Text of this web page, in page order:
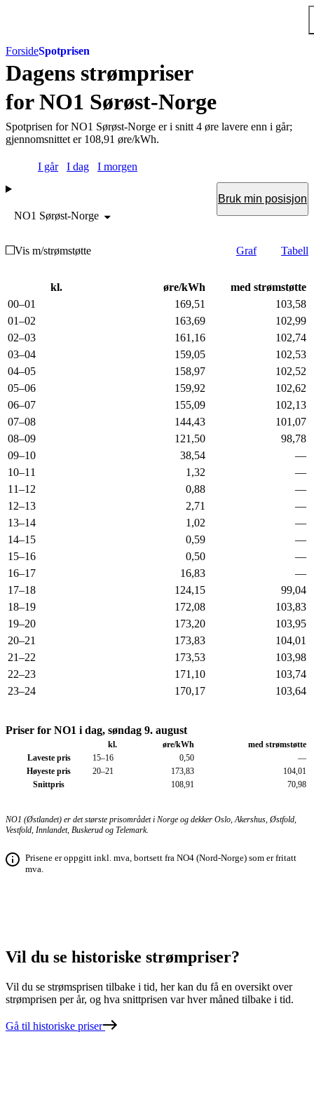
ForsideSpotprisen
Dagens strømpriser
for NO1 Sørøst-Norge
Spotprisen for NO1 Sørøst-Norge er i snitt 4 øre lavere enn i går;
gjennomsnittet er 108,91 øre/kWh.
Velg dagI går I dag I morgen
NO1 Sørøst-Norge
Bruk min posisjon
Vis m/strømstøtte Vis som
Graf Tabell
kl. øre/kWh
med strøm­støtte
00–01
169,51
103,58
01–02
163,69
102,99
02–03
161,16
102,74
03–04
159,05
102,53
04–05
158,97
102,52
05–06
159,92
102,62
06–07
155,09
102,13
07–08
144,43
101,07
08–09
121,50
98,78
09–10
38,54
—
10–11
1,32
—
11–12
0,88
—
12–13
2,71
—
13–14
1,02
—
14–15
0,59
—
15–16
0,50
—
16–17
16,83
—
17–18
124,15
99,04
18–19
172,08
103,83
19–20
173,20
103,95
20–21
173,83
104,01
21–22
173,53
103,98
22–23
171,10
103,74
23–24
170,17 103,64
Priser for NO1 i dag, søndag 9. august
kl. øre/kWh
med strøm­støtte
Laveste pris
15–16 0,50
—
Høyeste pris
20–21 173,83
104,01
Snittpris
108,91 70,98
NO1 (Østlandet) er det største prisområdet i Norge og dekker Oslo, Akershus, Østfold,
Vestfold, Innlandet, Buskerud og Telemark.
Prisene er oppgitt inkl. mva, bortsett fra NO4 (Nord-Norge) som er fritatt
mva.
Vil du se historiske strømpriser?
Vil du se strømsprisen tilbake i tid, her kan du få en oversikt over
strømprisen per år, og hva snittprisen var hver måned tilbake i tid.
Gå til historiske priser